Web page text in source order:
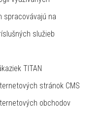
spracovávajú na
služieb
TITAN
stránok CMS
obchodov